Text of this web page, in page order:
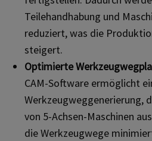
Teilehandhabung und
reduziert, was die
steigert.
Optimierte
CAM-Software ermöglicht
Werkzeugweggenerierung,
von 5-Achsen-Maschinen
die Werkzeugwege